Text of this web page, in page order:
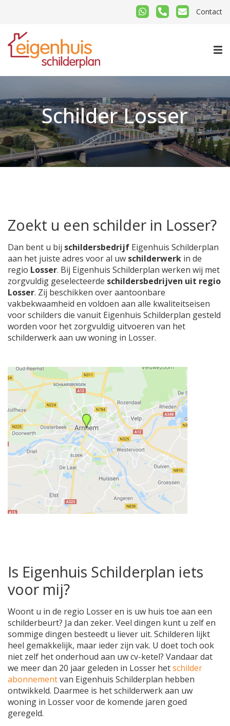
Contact
Schilder Losser
Zoekt u een schilder in Losser?
Dan bent u bij schildersbedrijf Eigenhuis Schilderplan
aan het juiste adres voor al uw schilderwerk in de
regio Losser. Bij Eigenhuis Schilderplan werken wij met
zorgvuldig geselecteerde schildersbedrijven uit regio
Losser. Zij beschikken over aantoonbare
vakbekwaamheid en voldoen aan alle kwaliteitseisen
voor schilders die vanuit Eigenhuis Schilderplan gesteld
worden voor het zorgvuldig uitvoeren van het
schilderwerk aan uw woning in Losser.
Is Eigenhuis Schilderplan iets
voor mij?
Woont u in de regio Losser en is uw huis toe aan een
schilderbeurt? Ja dan zeker. Veel dingen kunt u zelf en
sommige dingen besteedt u liever uit. Schilderen lijkt
heel gemakkelijk, maar ieder zijn vak. U doet toch ook
niet zelf het onderhoud aan uw cv-ketel? Vandaar dat
we meer dan 20 jaar geleden in Losser hetschilder
abonnementvan Eigenhuis Schilderplan hebben
ontwikkeld. Daarmee is het schilderwerk aan uw
woning in Losser voor de komende jaren goed
geregeld.